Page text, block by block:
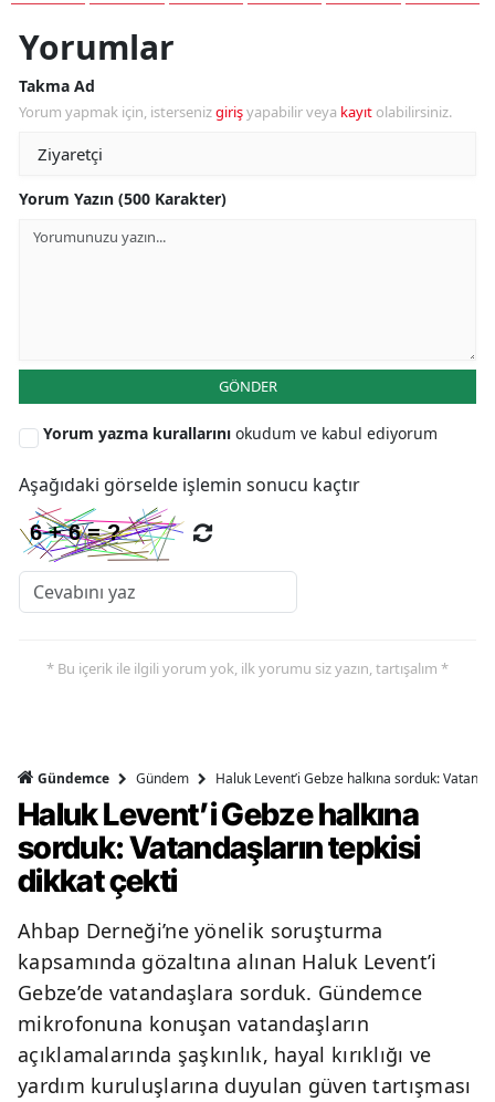
Yorumlar
Takma Ad
Yorum yapmak için, istersenizgirişyapabilir veya kayıt olabilirsiniz.
Yorum Yazın (500 Karakter)
GÖNDER
Yorum yazma kurallarını okudum ve kabul ediyorum
Aşağıdaki görselde işlemin sonucu kaçtır
* Bu içerik ile ilgili yorum yok, ilk yorumu siz yazın, tartışalım *
Gündemce Gündem Haluk Levent’i Gebze halkına sorduk:
Haluk Levent’i Gebze halkına
sorduk: Vatandaşların tepkisi
dikkat çekti
Ahbap Derneği’ne yönelik soruşturma
kapsamında gözaltına alınan Haluk Levent’i
Gebze’de vatandaşlara sorduk. Gündemce
mikrofonuna konuşan vatandaşların
açıklamalarında şaşkınlık, hayal kırıklığı ve
yardım kuruluşlarına duyulan güven tartışması